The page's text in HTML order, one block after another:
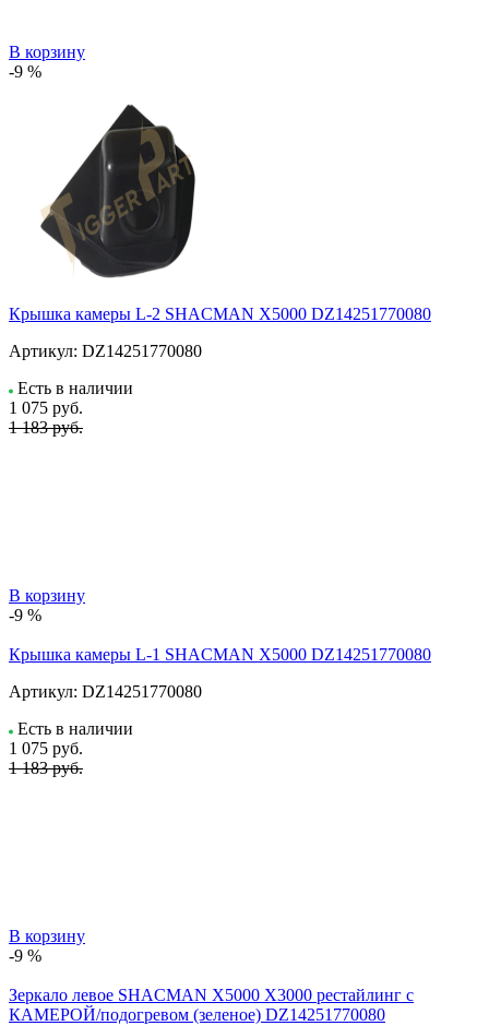
В корзину
-9 %
Крышка камеры L-2 SHACMAN X5000 DZ14251770080
Артикул: DZ14251770080
Есть в наличии
1 075 руб.
1 183 руб.
В корзину
-9 %
Крышка камеры L-1 SHACMAN X5000 DZ14251770080
Артикул: DZ14251770080
Есть в наличии
1 075 руб.
1 183 руб.
В корзину
-9 %
Зеркало левое SHACMAN X5000 X3000 рестайлинг с
КАМЕРОЙ/подогревом (зеленое) DZ14251770080